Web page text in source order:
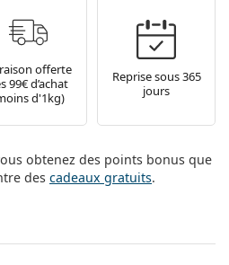
offerte
99€ d’achat
d'1kg)
Reprise sous 365
jours
obtenez des points bonus que
des cadeaux gratuits.